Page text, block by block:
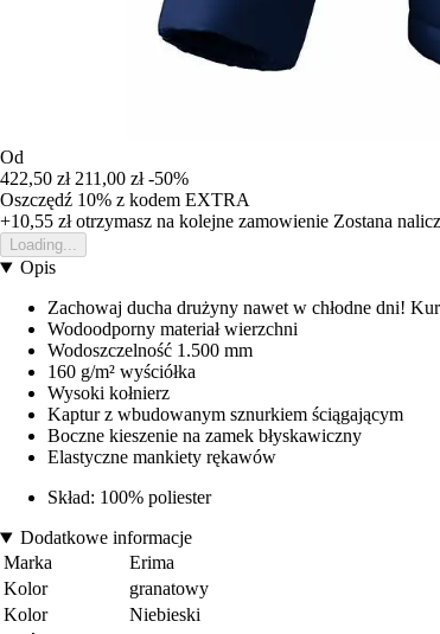
Od
422,50 zł 211,00 zł -50%
Oszczędź 10% z kodem EXTRA
+10,55 złotrzymasz na kolejne zamowienie Zostana
Loading...
Opis
Zachowaj ducha drużyny nawet w chłodne dni!
Wodoodporny materiał wierzchni
Wodoszczelność 1.500 mm
160 g/m² wyściółka
Wysoki kołnierz
Kaptur z wbudowanym sznurkiem ściągającym
Boczne kieszenie na zamek błyskawiczny
Elastyczne mankiety rękawów
Skład: 100% poliester
Dodatkowe informacje
Marka
Erima
Kolor
granatowy
Kolor
Niebieski